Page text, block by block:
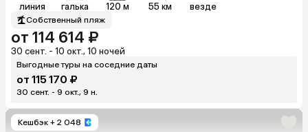
линия галька 120 м 55 км везде
Собственный пляж
от 114 614 ₽
30 сент. - 10 окт., 10 ночей
Выгодные туры на соседние даты
от 115 170 ₽
30 сент. - 9 окт., 9 н.
Кешбэк + 2 048